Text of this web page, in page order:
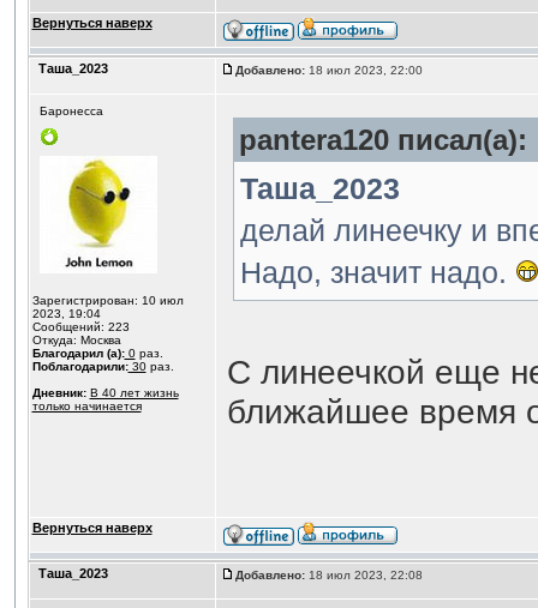
Вернуться наверх
Таша_2023 Добавлено:18 июл 2023, 22:00
Баронесса
Зарегистрирован: 10 июл
2023, 19:04
Сообщений: 223
Откуда: Москва
Благодарил (а):0раз.
Поблагодарили:30раз.
Дневник: В 40 лет жизнь
только начинается
pantera120 писал(а):
Таша_2023
делай линеечку и
Надо, значит надо.
С линеечкой еще
ближайшее время
Вернуться наверх
Таша_2023 Добавлено:18 июл 2023, 22:08